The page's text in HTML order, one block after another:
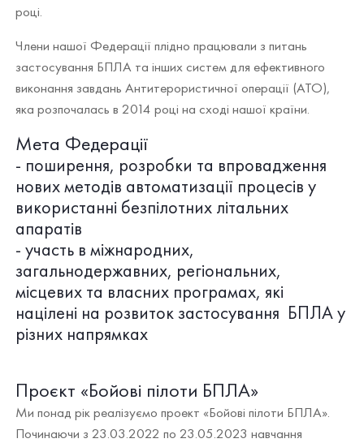
році.
Члени нашої Федерації плідно працювали з питань
застосування БПЛА та інших систем для ефективного
виконання завдань Антитерористичної операції (АТО),
яка розпочалась в 2014 році на сході нашої країни.
Мета Федерації
- поширення, розробки та впровадження
нових методів автоматизації процесів у
використанні безпілотних літальних
апаратів
- участь в міжнародних,
загальнодержавних, регіональних,
місцевих та власних програмах, які
націлені на розвиток застосування БПЛА у
різних напрямках
Проєкт «Бойові пілоти БПЛА»
Ми понад рік реалізуємо проект «Бойові пілоти БПЛА».
Починаючи з 23.03.2022 по 23.05.2023 навчання